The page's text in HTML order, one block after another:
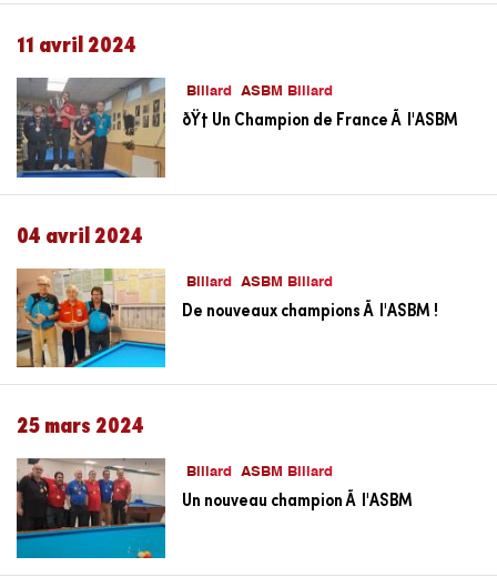
11 avril 2024
Billard ASBM Billard
ðŸ† Un Champion de France Ã l'ASBM
04 avril 2024
Billard ASBM Billard
De nouveaux champions Ã l'ASBM !
25 mars 2024
Billard ASBM Billard
Un nouveau champion Ã l'ASBM